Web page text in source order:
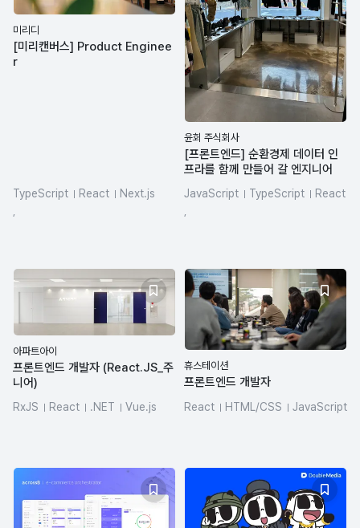
미리디
[미리캔버스] Product Enginee
r
TypeScript React
Next.js
윤회 주식회사
[프론트엔드] 순환경제 데이터 인
프라를 함께 만들어 갈 엔지니어
JavaScript TypeScript
React
아파트아이
프론트엔드 개발자 (React.JS_주
니어)
RxJS React .NET
Vue.js
휴스테이션
프론트엔드 개발자
React HTML/CSS
JavaScript